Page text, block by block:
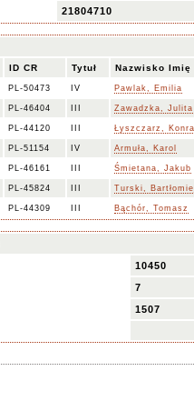
21804710
ID CR Tytuł Nazwisko Imię
PL-50473 IV Pawlak, Emilia
PL-46404 Zawadzka, Julita
PL-44120 Łyszczarz,
PL-51154 IV Armuła, Karol
PL-46161 Śmietana, Jakub
PL-45824 Turski,
PL-44309 Bąchór, Tomasz
10450
7
1507